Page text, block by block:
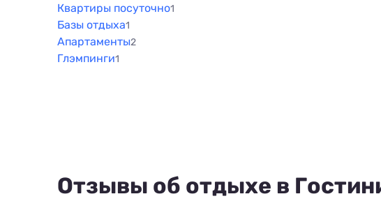
Квартиры посуточно1
Базы отдыха1
Апартаменты2
Глэмпинги1
Отзывы об отдыхе в